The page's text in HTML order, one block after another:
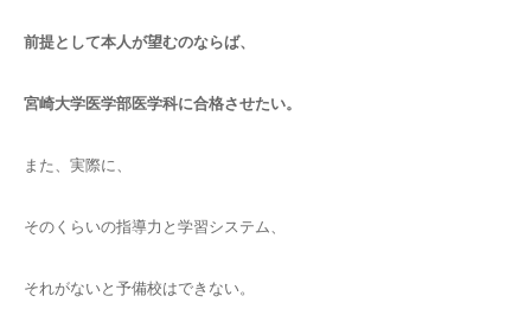
前提として本人が望むのならば、
宮崎大学医学部医学科に合格させたい。
また、実際に、
そのくらいの指導力と学習システム、
それがないと予備校はできない。